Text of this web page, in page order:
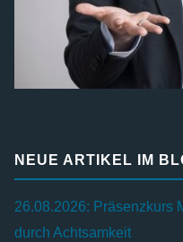
NEUE ARTIKEL IM
26.08.2026: Präsenzkurs
durch Achtsamkeit